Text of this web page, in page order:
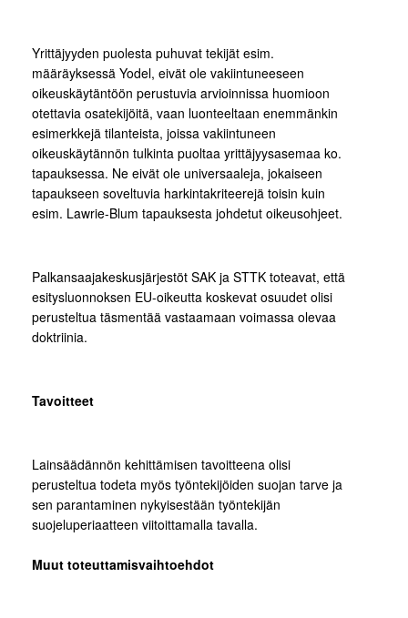
Yrittäjyyden puolesta puhuvat tekijät esim.
määräyksessä Yodel, eivät ole vakiintuneeseen
oikeuskäytäntöön perustuvia arvioinnissa huomioon
otettavia osatekijöitä, vaan luonteeltaan enemmänkin
esimerkkejä tilanteista, joissa vakiintuneen
oikeuskäytännön tulkinta puoltaa yrittäjyysasemaa ko.
tapauksessa. Ne eivät ole universaaleja, jokaiseen
tapaukseen soveltuvia harkintakriteerejä toisin kuin
esim. Lawrie-Blum tapauksesta johdetut oikeusohjeet.
Palkansaajakeskusjärjestöt SAK ja STTK toteavat, että
esitysluonnoksen EU-oikeutta koskevat osuudet olisi
perusteltua täsmentää vastaamaan voimassa olevaa
doktriinia.
Tavoitteet
Lainsäädännön kehittämisen tavoitteena olisi
perusteltua todeta myös työntekijöiden suojan tarve ja
sen parantaminen nykyisestään työntekijän
suojeluperiaatteen viitoittamalla tavalla.
Muut toteuttamisvaihtoehdot